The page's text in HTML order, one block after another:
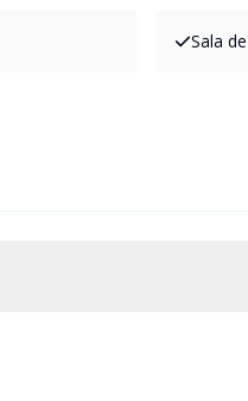
Sala